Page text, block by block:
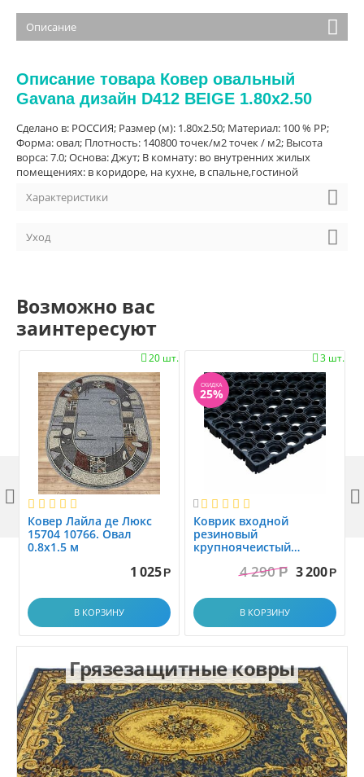
Описание
Описание товара Ковер овальный
Gavana дизайн D412 BEIGE 1.80x2.50
Сделано в: РОССИЯ; Размер (м): 1.80x2.50; Материал: 100 % PP;
Форма: овал; Плотность: 140800 точек/м2 точек / м2; Высота
ворса: 7.0; Основа: Джут; В комнату: во внутренних жилых
помещениях: в коридоре, на кухне, в спальне,гостиной
Характеристики
Уход
Возможно вас
заинтересуют
20 шт.

Ковер Лайла де Люкс
15704 10766. Овал
0.8x1.5 м
1 025 Р
В КОРЗИНУ
3 шт.

СКИДКА
25%

Коврик вxодной
резиновый
крупноячеистый
1.0x1.5 м4 290 Р 3 200 Р
В КОРЗИНУ
 
Грязезащитные ковры